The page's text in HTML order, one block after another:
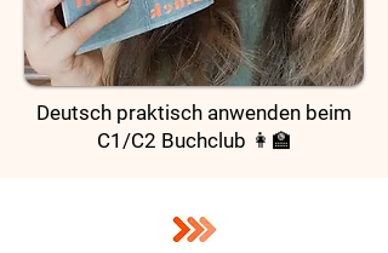
Deutsch praktisch anwenden beim
C1/C2 Buchclub 👩‍🏫